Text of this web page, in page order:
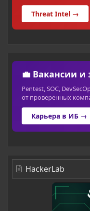
Threat Intel →
💼 Вакансии и
Pentest, SOC,
от проверенных
Карьера в ИБ →
HackerLab